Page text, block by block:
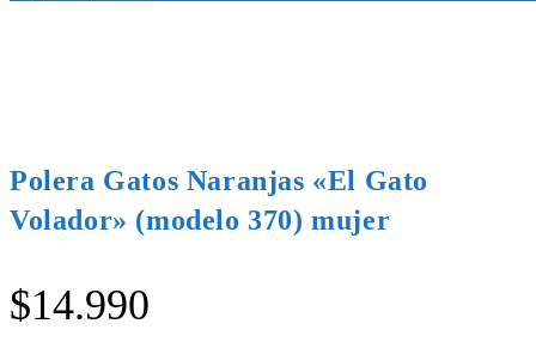
Polera Gatos Naranjas «El Gato
Volador» (modelo 370) mujer
$14.990